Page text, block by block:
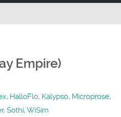
Empire)
, HalloFlo, Kalypso, Microprose,
, Sothi,WiSim